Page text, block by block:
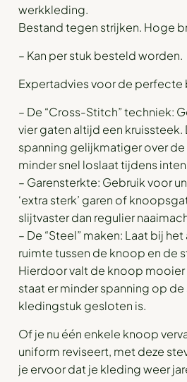
werkkleding.
Bestand tegen strijken. Hoge
– Kan per stuk besteld worden.
Expertadvies voor de
– De “Cross-Stitch” techniek:
vier gaten altijd een
spanning gelijkmatiger over
minder snel loslaat tijdens
– Garensterkte: Gebruik voor
‘extra sterk’ garen of
slijtvaster dan regulier
– De “Steel” maken: Laat bij
ruimte tussen de knoop en de
Hierdoor valt de knoop
staat er minder spanning op
kledingstuk gesloten is.
Of je nu één enkele knoop
uniform reviseert, met deze
je ervoor dat je kleding weer